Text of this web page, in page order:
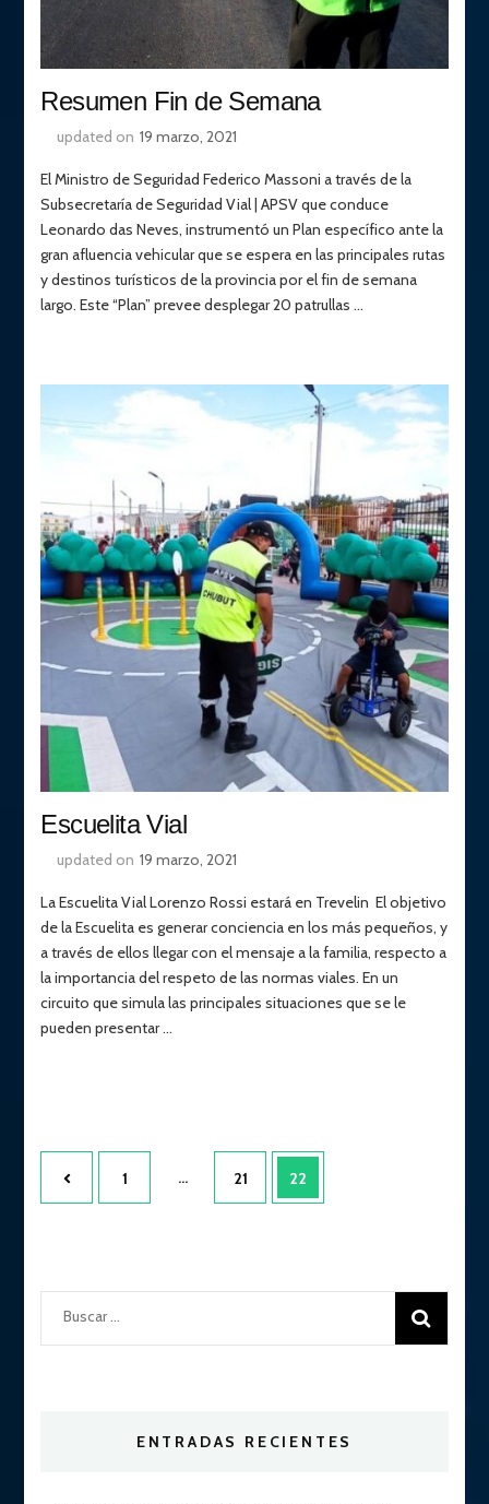
Resumen Fin de Semana
updated on 19 marzo, 2021
El Ministro de Seguridad Federico Massoni a través de la
Subsecretaría de Seguridad Vial | APSV que conduce
Leonardo das Neves, instrumentó un Plan específico ante la
gran afluencia vehicular que se espera en las principales rutas
y destinos turísticos de la provincia por el fin de semana
largo. Este “Plan” prevee desplegar 20 patrullas …
Escuelita Vial
updated on 19 marzo, 2021
La Escuelita Vial Lorenzo Rossi estará en Trevelin El objetivo
de la Escuelita es generar conciencia en los más pequeños, y
a través de ellos llegar con el mensaje a la familia, respecto a
la importancia del respeto de las normas viales. En un
circuito que simula las principales situaciones que se le
pueden presentar …
de
entradas
Page
1 … Page
21 Page
22
Buscar:
ENTRADAS RECIENTES